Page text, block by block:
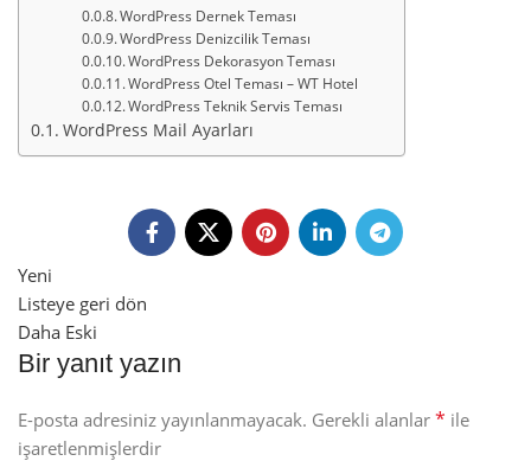
WordPress Dernek Teması
WordPress Denizcilik Teması
WordPress Dekorasyon Teması
WordPress Otel Teması – WT Hotel
WordPress Teknik Servis Teması
WordPress Mail Ayarları
Yeni
Listeye geri dön
Daha Eski
Bir yanıt yazın
E-posta adresiniz yayınlanmayacak. Gerekli alanlar * ile
işaretlenmişlerdir